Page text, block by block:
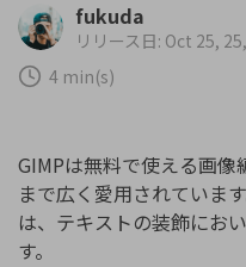
サポート
購入する
検索
fukuda
リリース日: Oct 25,
4 min(s)
GIMPは無料で使える画
まで広く愛用されていま
は、テキストの装飾にお
す。